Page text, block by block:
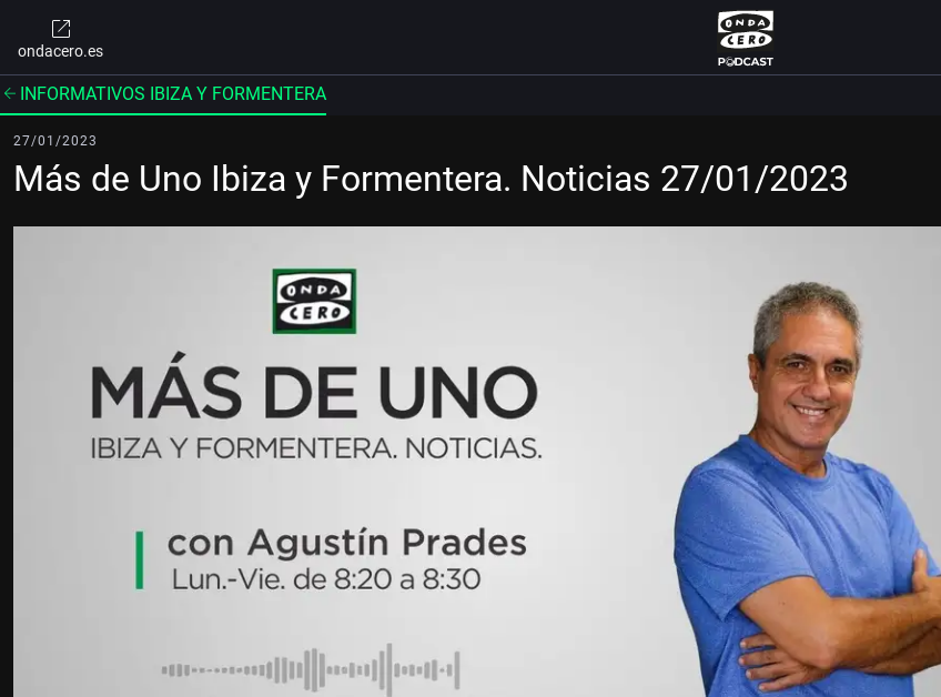
ondacero.es
INFORMATIVOS IBIZA Y FORMENTERA
27/01/2023
Más de Uno Ibiza y Formentera. Noticias 27/01/2023